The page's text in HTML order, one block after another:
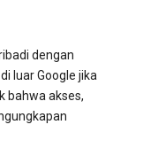
dengan
luar Google jika
bahwa akses,